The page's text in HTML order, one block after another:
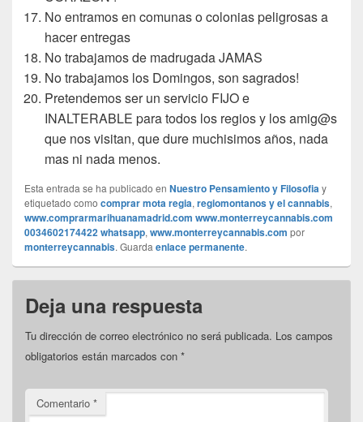
No entramos en comunas o colonias peligrosas a
hacer entregas
No trabajamos de madrugada JAMAS
No trabajamos los Domingos, son sagrados!
Pretendemos ser un servicio FIJO e
INALTERABLE para todos los regios y los amig@s
que nos visitan, que dure muchisimos años, nada
mas ni nada menos.
Esta entrada se ha publicado en Nuestro Pensamiento y Filosofiay
etiquetado como comprar mota regia, regiomontanos y el cannabis,
www.comprarmarihuanamadrid.com www.monterreycannabis.com
0034602174422 whatsapp, www.monterreycannabis.com por
monterreycannabis. Guarda enlace permanente.
Deja una respuesta
Tu dirección de correo electrónico no será publicada. Los campos
obligatorios están marcados con *
Comentario *